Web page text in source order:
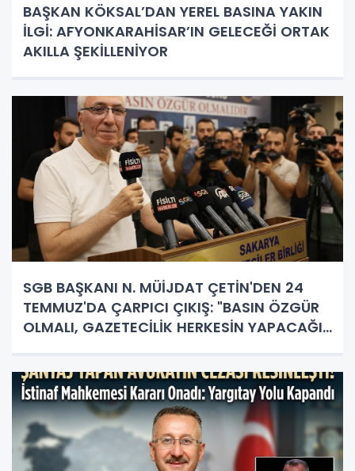
BAŞKAN KÖKSAL’DAN YEREL BASINA YAKIN
İLGİ: AFYONKARAHİSAR’IN GELECEĞİ ORTAK
AKILLA ŞEKİLLENİYOR
SGB BAŞKANI N. MÜİJDAT ÇETİN'DEN 24
TEMMUZ'DA ÇARPICI ÇIKIŞ: "BASIN ÖZGÜR
OLMALI, GAZETECİLİK HERKESİN YAPACAĞI